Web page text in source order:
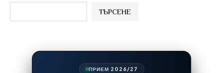
ТЪРСЕНЕ
ПРИЕМ 2026/27